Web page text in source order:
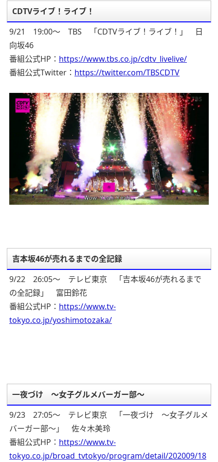
CDTVライブ！ライブ！
9/21 19:00～ TBS 「CDTVライブ！ライブ！」 日
向坂46
番組公式HP： https://www.tbs.co.jp/cdtv_livelive/
番組公式Twitter： https://twitter.com/TBSCDTV
吉本坂46が売れるまでの全記録
9/22 26:05～ テレビ東京 「吉本坂46が売れるまで
の全記録」 富田鈴花
番組公式HP： https://www.tv-
tokyo.co.jp/yoshimotozaka/
一夜づけ ～女子グルメバーガー部～
9/23 27:05～ テレビ東京 「一夜づけ ～女子グルメ
バーガー部～」 佐々木美玲
番組公式HP： https://www.tv-
tokyo.co.jp/broad_tvtokyo/program/detail/202009/18